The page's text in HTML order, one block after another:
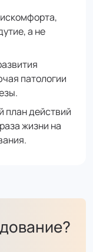
а не
патологии
план действий
жизни на